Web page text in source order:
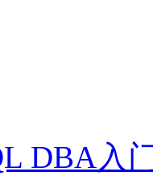
DBA入